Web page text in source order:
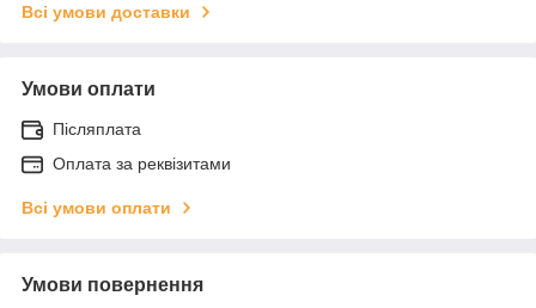
Всі умови доставки
Умови оплати
Післяплата
Оплата за реквізитами
Всі умови оплати
Умови повернення